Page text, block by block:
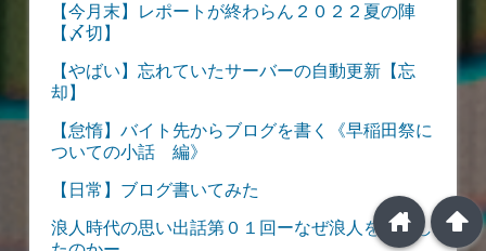
【今月末】レポートが終わらん２０２２夏の陣
【〆切】
【やばい】忘れていたサーバーの自動更新【忘
却】
【怠惰】バイト先からブログを書く《早稲田祭に
ついての小話 編》
【日常】ブログ書いてみた
浪人時代の思い出話第０１回ーなぜ浪人を決断し
arrowup
home